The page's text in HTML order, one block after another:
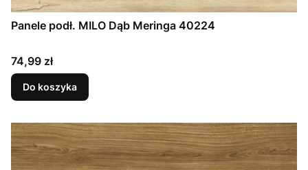
Panele podł. MILO Dąb Meringa 40224
Cena
74,99 zł
Do koszyka